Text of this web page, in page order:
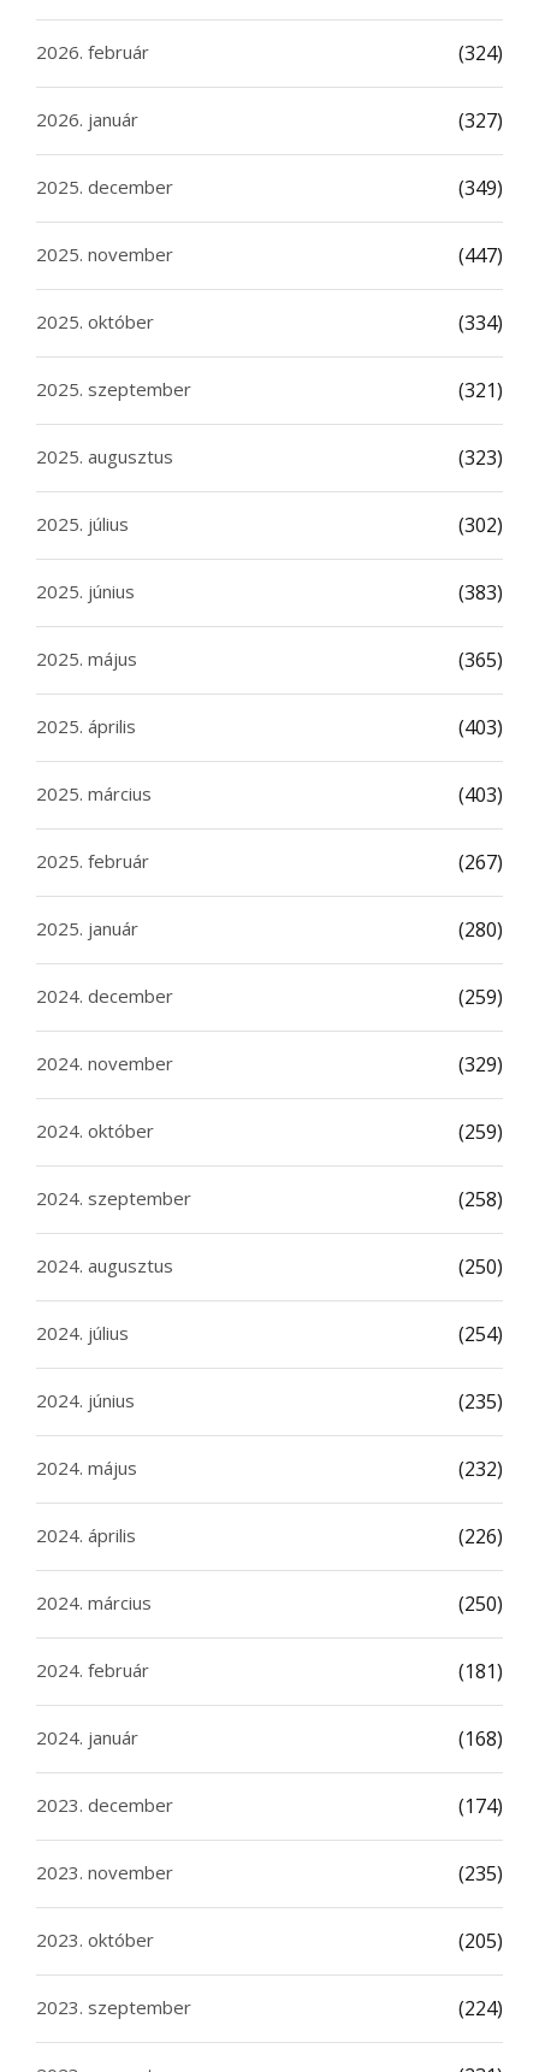
2026. február (324)
2026. január (327)
2025. december (349)
2025. november (447)
2025. október (334)
2025. szeptember (321)
2025. augusztus (323)
2025. július (302)
2025. június (383)
2025. május (365)
2025. április (403)
2025. március (403)
2025. február (267)
2025. január (280)
2024. december (259)
2024. november (329)
2024. október (259)
2024. szeptember (258)
2024. augusztus (250)
2024. július (254)
2024. június (235)
2024. május (232)
2024. április (226)
2024. március (250)
2024. február (181)
2024. január (168)
2023. december (174)
2023. november (235)
2023. október (205)
2023. szeptember (224)